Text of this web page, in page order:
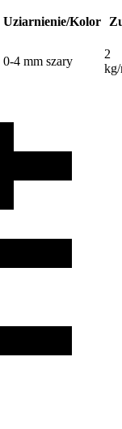
Uziarnienie/Kolor
0-4 mm szary
2
kg/